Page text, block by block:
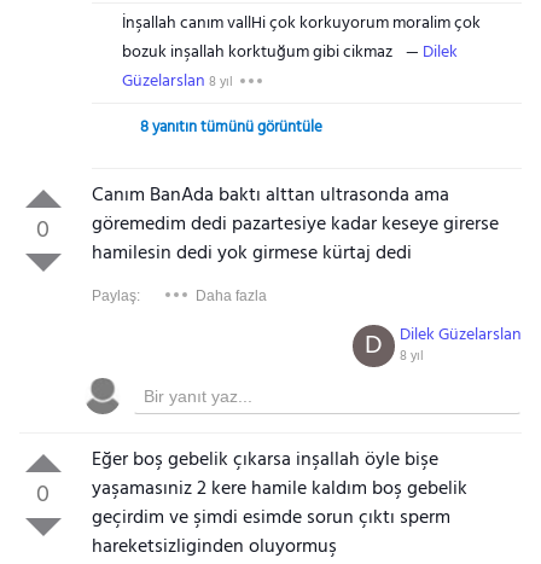
İnşallah canım vallHi çok korkuyorum moralim çok
bozuk inşallah korktuğum gibi cikmaz
Dilek
Güzelarslan 8 yıl
8 yanıtın tümünü görüntüle
0
Canım BanAda baktı alttan ultrasonda ama
göremedim dedi pazartesiye kadar keseye girerse
hamilesin dedi yok girmese kürtaj dedi
Paylaş: Daha fazla
Dilek Güzelarslan
8 yıl
D
0
Eğer boş gebelik çıkarsa inşallah öyle bişe
yaşamasıniz 2 kere hamile kaldım boş gebelik
geçirdim ve şimdi esimde sorun çıktı sperm
hareketsizliginden oluyormuş